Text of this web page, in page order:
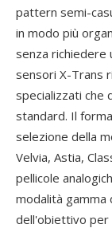
pattern semi-
in modo più
senza richiedere
sensori X-Trans
specializzati che
standard. Il
selezione della
Velvia, Astia,
pellicole
modalità gamma
dell'obiettivo per